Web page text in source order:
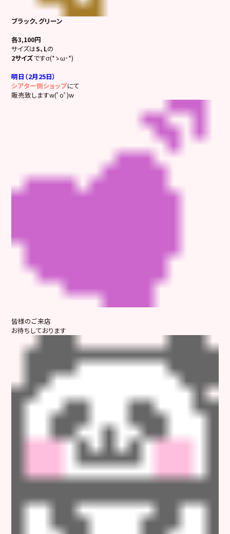
ブラック、グリーン
各3,100円
サイズはS、Lの
2サイズですσ(*ゝω･*)
明日（2月25日）
シアター側ショップにて
販売致しますw(ﾟoﾟ)w
皆様のご来店
お待ちしております